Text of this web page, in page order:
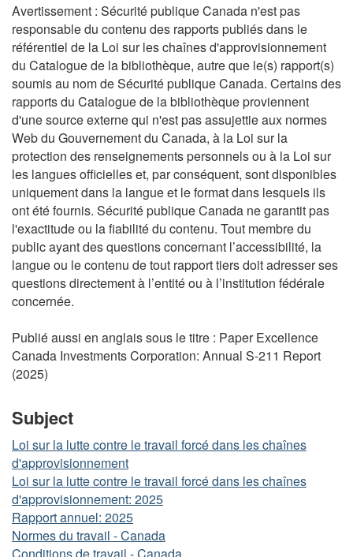
Avertissement : Sécurité publique Canada n'est pas
responsable du contenu des rapports publiés dans le
référentiel de la Loi sur les chaînes d'approvisionnement
du Catalogue de la bibliothèque, autre que le(s) rapport(s)
soumis au nom de Sécurité publique Canada. Certains des
rapports du Catalogue de la bibliothèque proviennent
d'une source externe qui n'est pas assujettie aux normes
Web du Gouvernement du Canada, à la Loi sur la
protection des renseignements personnels ou à la Loi sur
les langues officielles et, par conséquent, sont disponibles
uniquement dans la langue et le format dans lesquels ils
ont été fournis. Sécurité publique Canada ne garantit pas
l'exactitude ou la fiabilité du contenu. Tout membre du
public ayant des questions concernant l’accessibilité, la
langue ou le contenu de tout rapport tiers doit adresser ses
questions directement à l’entité ou à l’institution fédérale
concernée.
Publié aussi en anglais sous le titre : Paper Excellence
Canada Investments Corporation: Annual S-211 Report
(2025)
Subject
Loi sur la lutte contre le travail forcé dans les chaînes
d'approvisionnement
Loi sur la lutte contre le travail forcé dans les chaînes
d'approvisionnement: 2025
Rapport annuel: 2025
Normes du travail - Canada